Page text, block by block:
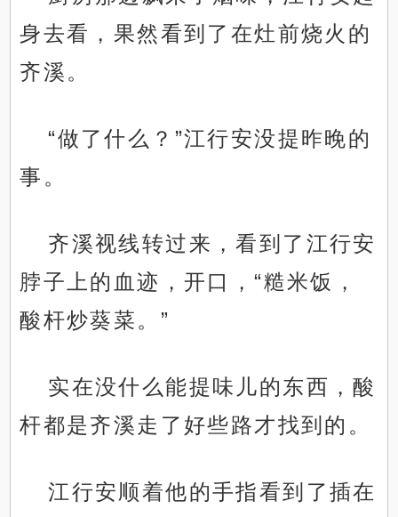
身去看，果然看到了在灶前烧火的
齐溪。
“做了什么？”江行安没提昨晚的
事。
齐溪视线转过来，看到了江行安
脖子上的血迹，开口，“糙米饭，
酸杆炒葵菜。”
实在没什么能提味儿的东西，酸
杆都是齐溪走了好些路才找到的。
江行安顺着他的手指看到了插在